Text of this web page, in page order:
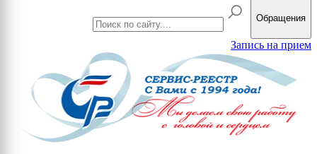
Обращения
Запись на прием